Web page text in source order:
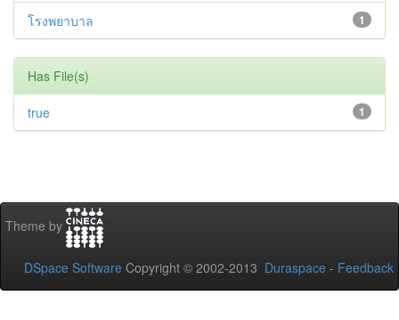
1
โรงพยาบาล
Has File(s)
1
true
Theme by
DSpace Software Copyright © 2002-2013 Duraspace - Feedback